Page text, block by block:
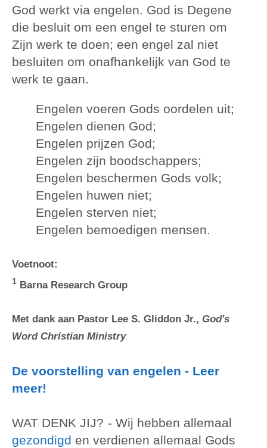
God werkt via engelen. God is Degene
die besluit om een engel te sturen om
Zijn werk te doen; een engel zal niet
besluiten om onafhankelijk van God te
werk te gaan.
Engelen voeren Gods oordelen uit;
Engelen dienen God;
Engelen prijzen God;
Engelen zijn boodschappers;
Engelen beschermen Gods volk;
Engelen huwen niet;
Engelen sterven niet;
Engelen bemoedigen mensen.
Voetnoot:
1 Barna Research Group
Met dank aan Pastor Lee S. Gliddon Jr., God's
Word Christian Ministry
De voorstelling van engelen - Leer
meer!
WAT DENK JIJ? - Wij hebben allemaal
gezondigd en verdienen allemaal Gods